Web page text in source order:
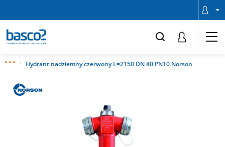
Hydrant nadziemny czerwony L=2150 DN 80 PN10 Norson